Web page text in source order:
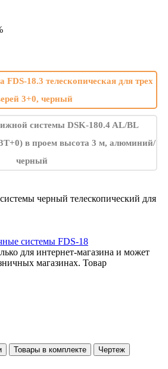
черный телескопический для
системы FDS-18
для интернет-магазина и может
магазинах. Товар
Товары в комплекте Чертеж